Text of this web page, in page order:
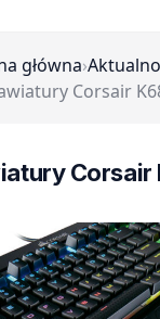
główna›
Corsair
Corsair